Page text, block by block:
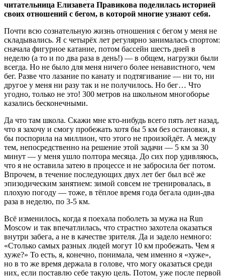
читательница Елизавета Правикова поделилась историей
своих отношений с бегом, в которой многие узнают себя.
Почти всю сознательную жизнь отношения с бегом у меня не
складывались. Я с четырёх лет регулярно занималась спортом:
сначала фигурное катание, потом бассейн шесть дней в
неделю (а то и по два раза в день!) — в общем, нагрузки были
всегда. Но не было для меня ничего более ненавистного, чем
бег. Разве что лазание по канату и подтягивание — ни то, ни
другое у меня ни разу так и не получилось. Но бег… Что
угодно, только не это! 300 метров на школьном многоборье
казались бесконечными.
Да что там школа. Скажи мне кто-нибудь всего пять лет назад,
что я захочу и смогу пробежать хотя бы 5 км без остановки, я
бы поспорила на миллион, что этого не произойдёт. А между
тем, непосредственно на решение этой задачи — 5 км за 30
минут — у меня ушло полтора месяца. До сих пор удивляюсь,
что я не оставила затею в процессе и не забросила бег потом.
Впрочем, в течение последующих двух лет бег был всё же
эпизодическим занятием: зимой совсем не тренировалась, в
плохую погоду — тоже, в тёплое время года бегала один-два
раза в неделю, по 3-5 км.
Всё изменилось, когда я поехала поболеть за мужа на Run
Moscow и так впечатлилась, что страстно захотела оказаться
внутри забега, а не в качестве зрителя. Да и задело немного:
«Столько самых разных людей могут 10 км пробежать. Чем я
хуже?» То есть, я, конечно, понимала, чем именно я «хуже»,
но в то же время держала в голове, что могу оказаться среди
них, если поставлю себе такую цель. Потом, уже после первой